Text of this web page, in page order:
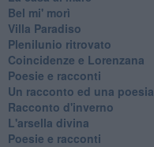
Bel mi' morì
Villa Paradiso
Plenilunio ritrovato
Coincidenze e Lorenzana
Poesie e racconti
Un racconto ed una poesia
Racconto d'inverno
​L'arsella divina
Poesie e racconti